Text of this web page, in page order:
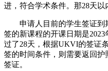
进，符合学术条件。那28天
申请人目前的学生签证到
签的新课程的开课日期是
过了28天，根据UKVI的签证
签的时间条件，则需要返回
签证。